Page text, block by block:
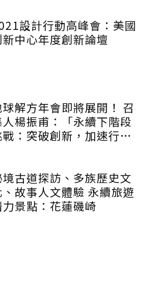
設計行動高峰會：美國
中心年度創新論壇
解方年會即將展開！ 召
人楊振甫：「永續下階段
戰：突破創新，加速行
境古道探訪、多族歷史文
故事人文體驗 永續旅遊
力景點：花蓮磯崎